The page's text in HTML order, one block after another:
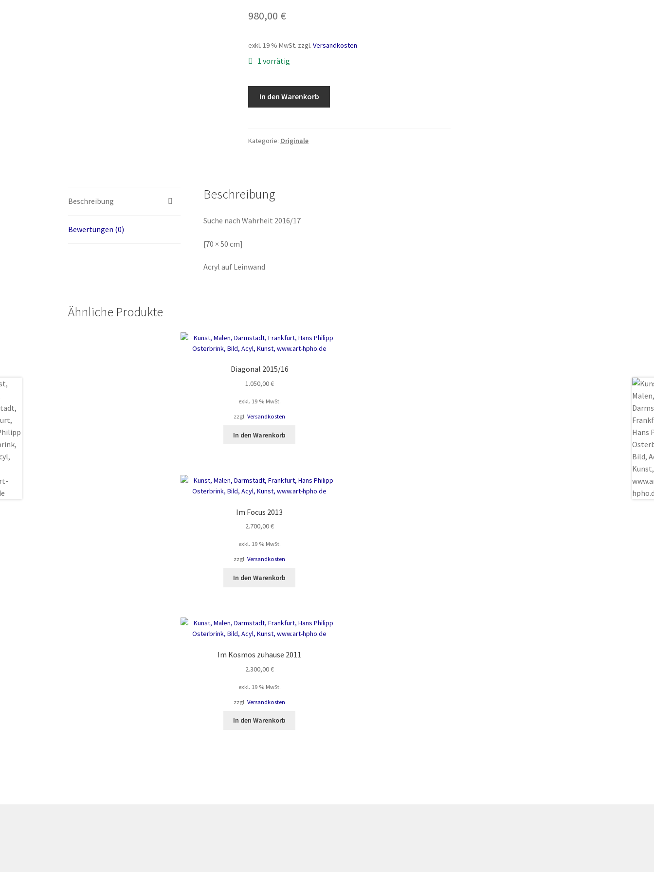
980,00 €
exkl. 19 % MwSt. zzgl.Versandkosten
1 vorrätig
Menge
In den Warenkorb
Kategorie: Originale
Beschreibung
Bewertungen (0)
Beschreibung
Suche nach Wahrheit 2016/17
[70 × 50 cm]
Acryl auf Leinwand
Ähnliche Produkte
Diagonal 2015/16
1.050,00€
exkl. 19 % MwSt.
zzgl.Versandkosten
In den Warenkorb
Im Focus 2013
2.700,00€
exkl. 19 % MwSt.
zzgl.Versandkosten
In den Warenkorb
Im Kosmos zuhause 2011
2.300,00€
exkl. 19 % MwSt.
zzgl.Versandkosten
In den Warenkorb